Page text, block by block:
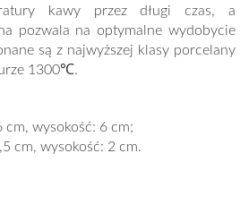
kawy przez długi czas, a
pozwala na optymalne wydobycie
są z najwyższej klasy porcelany
1300℃.
wysokość: 6 cm;
cm, wysokość: 2 cm.